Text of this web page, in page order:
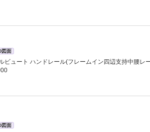
図面
ビュート ハンドレール(フレームイン四辺支持中腰レ
図面